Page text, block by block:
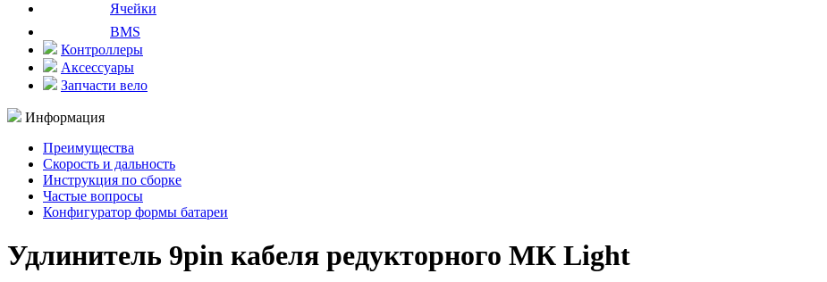
Ячейки
BMS
Контроллеры
Аксессуары
Запчасти вело
Информация
Преимущества
Скорость и дальность
Инструкция по сборке
Частые вопросы
Конфигуратор формы батареи
Удлинитель 9pin кабеля редукторного МК Light